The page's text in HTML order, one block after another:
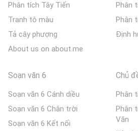
Phân tích Tây Tiến
Tranh tô màu
Tả cây phượng
About us on about.me
Phân
Phân
Định
Soạn văn 6
Soạn văn 6 Cánh diều
Soạn văn 6 Chân trời
Soạn văn 6 Kết nối
Chủ
Phân
Phân
Văn